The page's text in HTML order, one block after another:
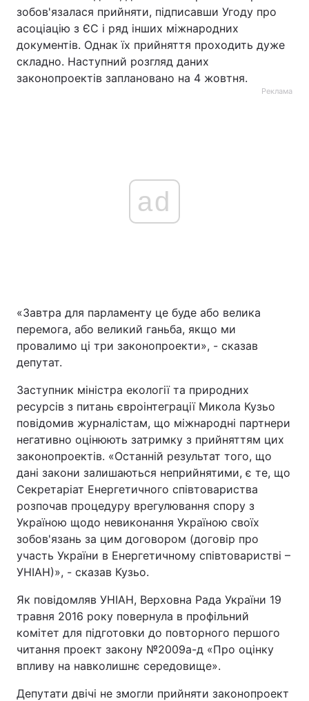
зобов'язалася прийняти, підписавши Угоду про
асоціацію з ЄС і ряд інших міжнародних
документів. Однак їх прийняття проходить дуже
складно. Наступний розгляд даних
законопроектів заплановано на 4 жовтня.
Реклама
ad
«Завтра для парламенту це буде або велика
перемога, або великий ганьба, якщо ми
провалимо ці три законопроекти», - сказав
депутат.
Заступник міністра екології та природних
ресурсів з питань євроінтеграції Микола Кузьо
повідомив журналістам, що міжнародні партнери
негативно оцінюють затримку з прийняттям цих
законопроектів. «Останній результат того, що
дані закони залишаються неприйнятими, є те, що
Секретаріат Енергетичного співтовариства
розпочав процедуру врегулювання спору з
Україною щодо невиконання Україною своїх
зобов'язань за цим договором (договір про
участь України в Енергетичному співтоваристві –
УНІАН)», - сказав Кузьо.
Як повідомляв УНІАН, Верховна Рада України 19
травня 2016 року повернула в профільний
комітет для підготовки до повторного першого
читання проект закону №2009а-д «Про оцінку
впливу на навколишнє середовище».
Депутати двічі не змогли прийняти законопроект